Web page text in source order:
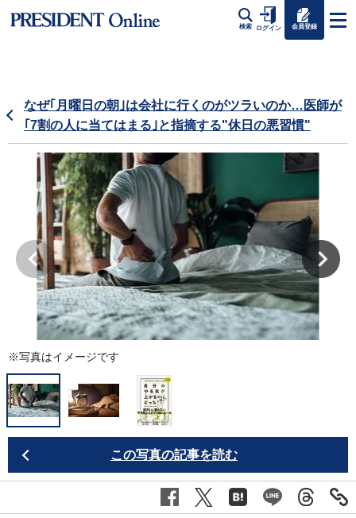
検索 ログイン 会員登録
なぜ｢月曜日の朝｣は会社に行くのがツラいのか…医師が
｢7割の人に当てはまる｣と指摘する"休日の悪習慣"
※写真はイメージです
この写真の記事を読む